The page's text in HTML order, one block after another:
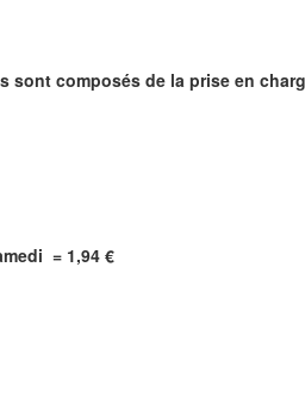
sont composés de la prise en
= 1,94 €